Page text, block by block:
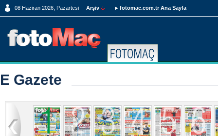
08 Haziran 2026, Pazartesi Arşiv fotomac.com.tr Ana Sayfa
E Gazete